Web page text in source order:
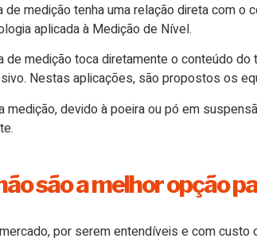
medição tenha uma relação direta com o
aplicada à Medição de Nível.
medição toca diretamente o conteúdo
Nestas aplicações, são propostos os
devido à poeira ou pó em
são a melhor opção
por serem entendíveis e com